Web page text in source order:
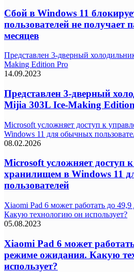
Сбой в Windows 11
пользователей не получает
месяцев
Представлен 3-дверный
Making Edition Pro
14.09.2023
Представлен 3-дверный
Mijia 303L Ice-Making
Microsoft усложняет доступ к
Windows 11 для обычных
08.02.2026
Microsoft усложняет доступ
хранилищем в Windows 11
пользователей
Xiaomi Pad 6 может работать до
Какую технологию он использует?
05.08.2023
Xiaomi Pad 6 может
режиме ожидания. Какую
использует?